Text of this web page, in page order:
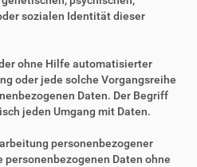
sozialen Identität dieser
ohne Hilfe automatisierter
oder jede solche Vorgangsreihe
Daten. Der Begriff
jeden Umgang mit Daten.
personenbezogener
personenbezogenen Daten ohne